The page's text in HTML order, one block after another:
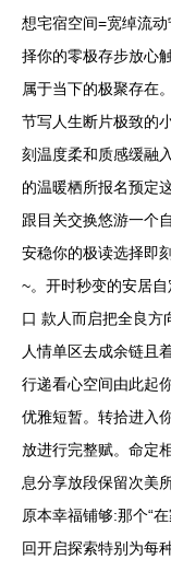
想宅宿空间=宽绰流
择你的零极存步放心
属于当下的极聚存在
节写人生断片极致的
刻温度柔和质感缓融
的温暖栖所报名预定
跟目关交换悠游一个
安稳你的极读选择即
~。开时秒变的安居
口 款人而启把全良方
人情单区去成余链且
行递看心空间由此起
优雅短暂。转拾进入
放进行完整赋。命定
息分享放段保留次美
原本幸福铺够:那个“
回开启探索特别为每